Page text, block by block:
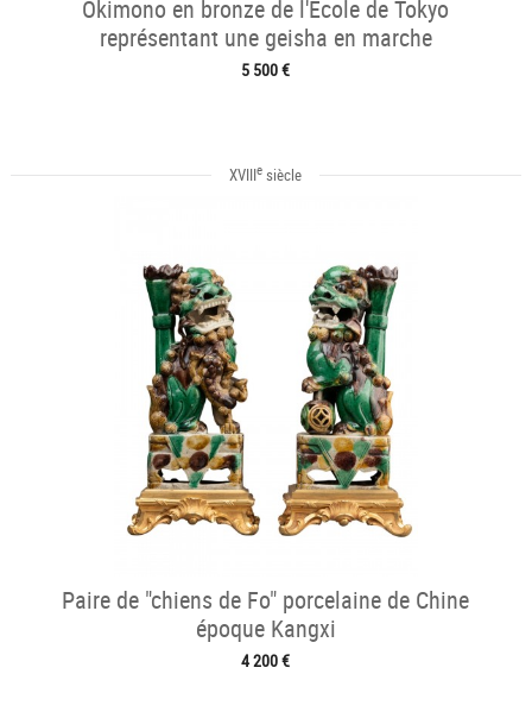
Okimono en bronze de l'École de Tokyo
représentant une geisha en marche
5 500 €
XVIIIe siècle
Paire de "chiens de Fo" porcelaine de Chine
époque Kangxi
4 200 €